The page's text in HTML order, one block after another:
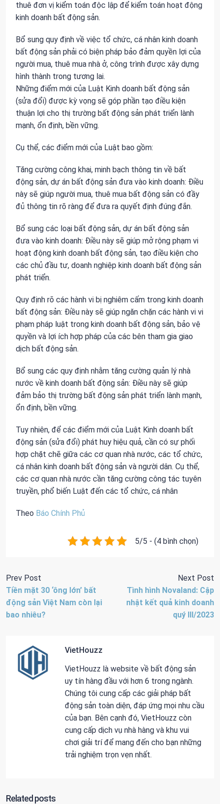
thuê đơn vị kiểm toán độc lập để kiểm toán hoạt động
kinh doanh bất động sản.
Bổ sung quy định về việc tổ chức, cá nhân kinh doanh
bất động sản phải có biện pháp bảo đảm quyền lợi của
người mua, thuê mua nhà ở, công trình được xây dựng
hình thành trong tương lai.
Những điểm mới của Luật Kinh doanh bất động sản
(sửa đổi) được kỳ vọng sẽ góp phần tạo điều kiện
thuận lợi cho thị trường bất động sản phát triển lành
mạnh, ổn định, bền vững.
Cụ thể, các điểm mới của Luật bao gồm:
Tăng cường công khai, minh bạch thông tin về bất
động sản, dự án bất động sản đưa vào kinh doanh: Điều
này sẽ giúp người mua, thuê mua bất động sản có đầy
đủ thông tin rõ ràng để đưa ra quyết định đúng đắn.
Bổ sung các loại bất động sản, dự án bất động sản
đưa vào kinh doanh: Điều này sẽ giúp mở rộng phạm vi
hoạt động kinh doanh bất động sản, tạo điều kiện cho
các chủ đầu tư, doanh nghiệp kinh doanh bất động sản
phát triển.
Quy định rõ các hành vi bị nghiêm cấm trong kinh doanh
bất động sản: Điều này sẽ giúp ngăn chặn các hành vi vi
phạm pháp luật trong kinh doanh bất động sản, bảo vệ
quyền và lợi ích hợp pháp của các bên tham gia giao
dịch bất động sản.
Bổ sung các quy định nhằm tăng cường quản lý nhà
nước về kinh doanh bất động sản: Điều này sẽ giúp
đảm bảo thị trường bất động sản phát triển lành mạnh,
ổn định, bền vững.
Tuy nhiên, để các điểm mới của Luật Kinh doanh bất
động sản (sửa đổi) phát huy hiệu quả, cần có sự phối
hợp chặt chẽ giữa các cơ quan nhà nước, các tổ chức,
cá nhân kinh doanh bất động sản và người dân. Cụ thể,
các cơ quan nhà nước cần tăng cường công tác tuyên
truyền, phổ biến Luật đến các tổ chức, cá nhân
Theo Báo Chính Phủ
5/5 - (4 bình chọn)
Prev Post
Tiền mặt 30 ‘ông lớn’ bất
động sản Việt Nam còn lại
bao nhiêu?
Next Post
Tình hình Novaland: Cập
nhật kết quả kinh doanh
quý III/2023
VietHouzz
VietHouzz là website về bất động sản
uy tín hàng đầu với hơn 6 trong ngành.
Chúng tôi cung cấp các giải pháp bất
động sản toàn diện, đáp ứng mọi nhu cầu
của bạn. Bên cạnh đó, VietHouzz còn
cung cấp dịch vụ nhà hàng và khu vui
chơi giải trí để mang đến cho bạn những
trải nghiệm trọn vẹn nhất.
Related posts